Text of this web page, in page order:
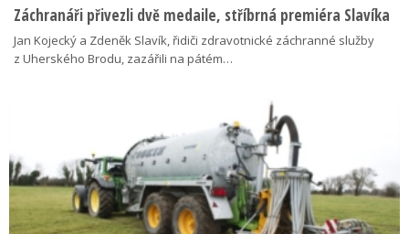
Záchranáři přivezli dvě medaile, stříbrná premiéra Slavíka
Jan Kojecký a Zdeněk Slavík, řidiči zdravotnické záchranné služby
z Uherského Brodu, zazářili na pátém…